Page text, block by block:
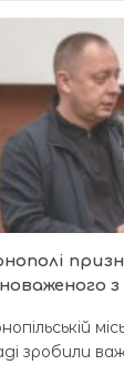
з
зробили